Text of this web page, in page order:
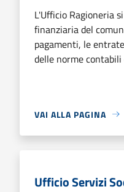
L'Ufficio Ragioneria
finanziaria del
pagamenti, le
delle norme contabili
VAI ALLA PAGINA
Ufficio Servizi